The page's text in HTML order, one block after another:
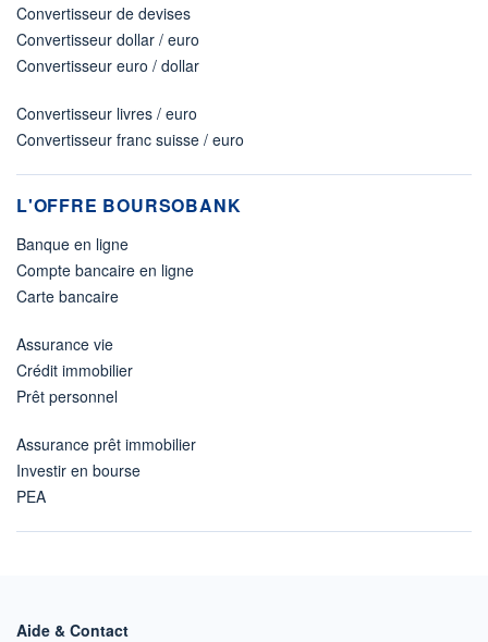
Convertisseur de devises
Convertisseur dollar / euro
Convertisseur euro / dollar
Convertisseur livres / euro
Convertisseur franc suisse / euro
L'OFFRE BOURSOBANK
Banque en ligne
Compte bancaire en ligne
Carte bancaire
Assurance vie
Crédit immobilier
Prêt personnel
Assurance prêt immobilier
Investir en bourse
PEA
Aide & Contact